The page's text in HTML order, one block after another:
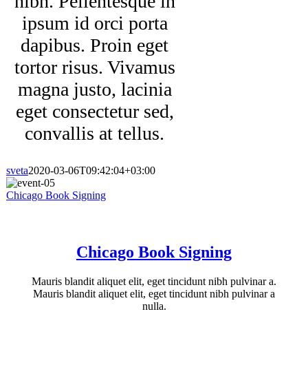
ipsum id orci porta
dapibus. Proin eget
tortor risus. Vivamus
magna justo, lacinia
eget consectetur sed,
convallis at tellus.
sveta2020-03-06T09:42:04+03:00
Chicago Book Signing
Chicago Book Signing
Mauris blandit aliquet elit, eget tincidunt nibh pulvinar a.
Mauris blandit aliquet elit, eget tincidunt nibh pulvinar a
nulla.